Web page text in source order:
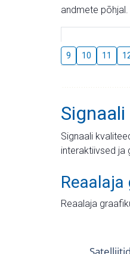
andmete
9 10 11
Signaali
interaktiivsed ja
Reaalaja